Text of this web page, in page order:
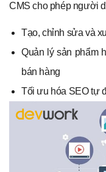
CMS cho phép người
Tạo, chỉnh sửa và
Quản lý sản phẩm
bán hàng
Tối ưu hóa SEO tự